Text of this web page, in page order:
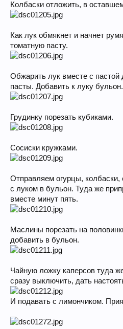
Колбаски отложить, в
Как лук обмякнет и начнет
томатную пасту.
Обжарить лук вместе с пастой
пасты. Добавить к луку бульон.
Грудинку порезать кубиками.
Сосиски кружками.
Отправляем огурцы, колбаски,
с луком в бульон. Туда же
вместе минут пять.
Маслины порезать на
добавить в бульон.
Чайную ложку каперсов туда
сразу выключить, дать
И подавать с лимончиком.